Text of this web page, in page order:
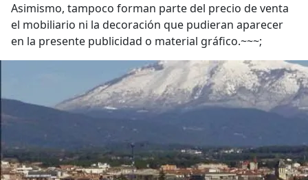
Asimismo, tampoco forman parte del precio de venta
el mobiliario ni la decoración que pudieran aparecer
en la presente publicidad o material gráfico.~~~;